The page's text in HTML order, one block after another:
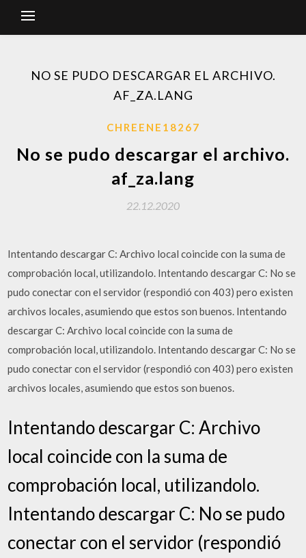
NO SE PUDO DESCARGAR EL ARCHIVO.
AF_ZA.LANG
CHREENE18267
No se pudo descargar el archivo.
af_za.lang
22.12.2020
Intentando descargar C: Archivo local coincide con la suma de
comprobación local, utilizandolo. Intentando descargar C: No se
pudo conectar con el servidor (respondió con 403) pero existen
archivos locales, asumiendo que estos son buenos. Intentando
descargar C: Archivo local coincide con la suma de
comprobación local, utilizandolo. Intentando descargar C: No se
pudo conectar con el servidor (respondió con 403) pero existen
archivos locales, asumiendo que estos son buenos.
Intentando descargar C: Archivo
local coincide con la suma de
comprobación local, utilizandolo.
Intentando descargar C: No se pudo
conectar con el servidor (respondió